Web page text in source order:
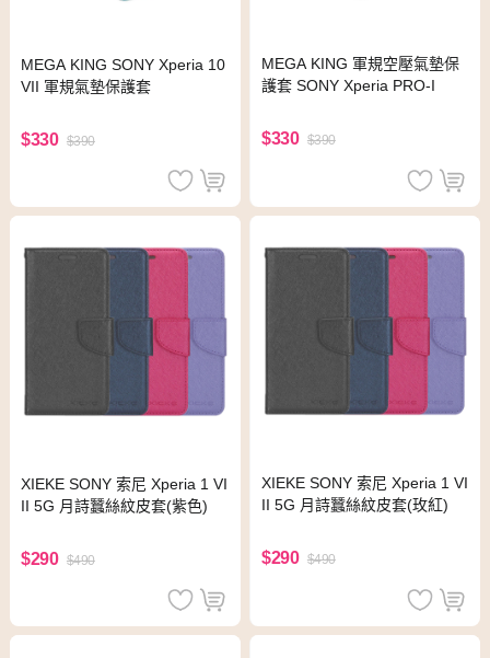
MEGA KING SONY Xperia 10
VII 軍規氣墊保護套
$330 $390
MEGA KING 軍規空壓氣墊保
護套 SONY Xperia PRO-I
$330 $390
XIEKE SONY 索尼 Xperia 1 VI
II 5G 月詩蠶絲紋皮套(紫色)
$290 $490
XIEKE SONY 索尼 Xperia 1 VI
II 5G 月詩蠶絲紋皮套(玫紅)
$290 $490